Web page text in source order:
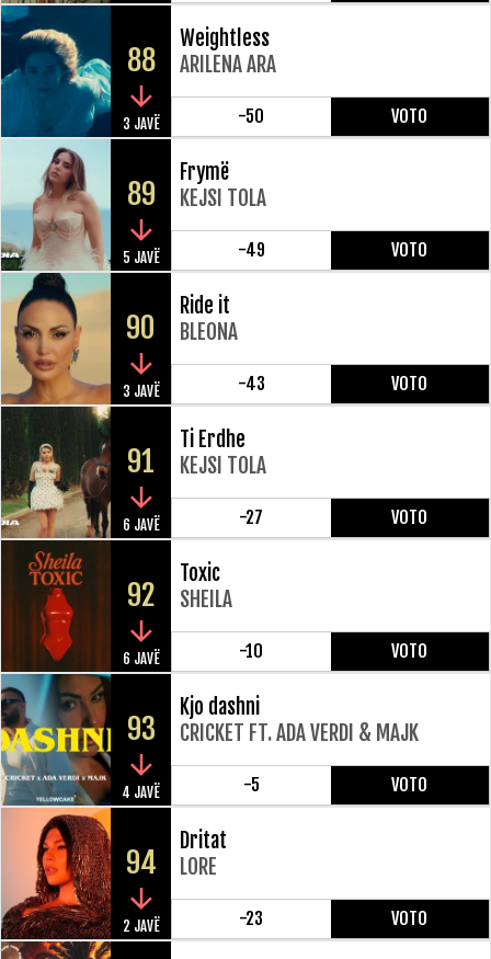
88
3 JAVË
Weightless
ARILENA ARA
-50 VOTO
89
5 JAVË
Frymë
KEJSI TOLA
-49 VOTO
90
3 JAVË
Ride it
BLEONA
-43 VOTO
91
6 JAVË
Ti Erdhe
KEJSI TOLA
-27 VOTO
92
6 JAVË
Toxic
SHEILA
-10 VOTO
93
4 JAVË
Kjo dashni
CRICKET FT. ADA VERDI & MAJK
-5 VOTO
94
2 JAVË
Dritat
LORE
-23 VOTO